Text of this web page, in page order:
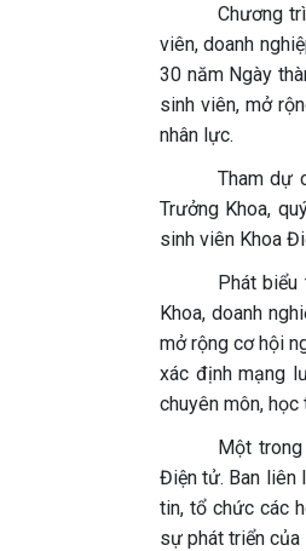
Chương
viên, doanh
30 năm Ngày
sinh viên, mở
nhân lực.
Tham dự
Trưởng Khoa,
sinh viên Khoa
Phát biểu
Khoa, doanh
mở rộng cơ hội
xác định mạng
chuyên môn,
Một
Điện tử. Ban liên
tin, tổ chức các
sự phát triển của